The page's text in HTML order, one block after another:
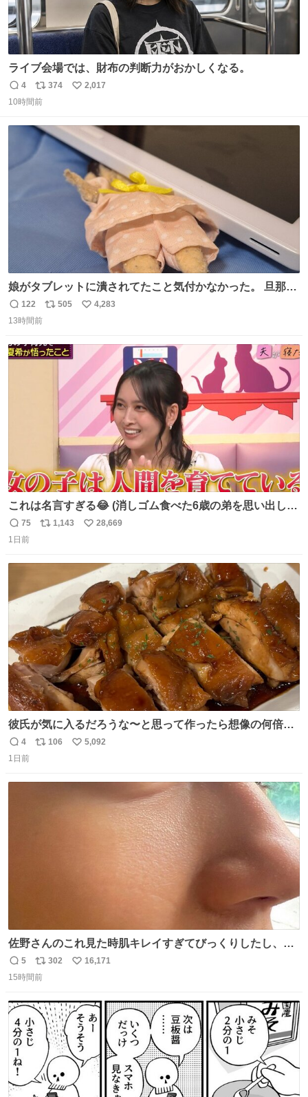
ライブ会場では、財布の判断力がおかしくなる。
返
信
4
リ
ポ
ト
数
374
い
数
2,017
10時間前
娘がタブレットに潰されてたこと気付かなかった。 旦那だ
けは娘の波長を感じ取れるから声出せずともSOSが伝わっ
たらしい。 急いで旦那が救出して、泣きじゃくる娘に自分
3回ほど。 小さい手だけど、地味に痛い。 その後、娘は旦
那に泣きついてた。
返
信
122
リ
ト
505
い
4,283
13時間前
これは名言すぎる😂 (消しゴム食べた6歳の弟を思い出しな
がら)
返
信
75
リ
数
1,143
い
数
28,669
1日前
彼氏が気に入るだろうな〜と思って作ったら想像の何倍も
美味しい美味しい言ってくれて嬉しい
返
信
4
リ
106
い
5,092
1日前
佐野さんのこれ見た時肌キレイすぎてびっくりしたし、や
はりアイドルって体型･肌管理すごすぎる
返
信
5
リ
ポ
ト
302
い
数
16,171
15時間前